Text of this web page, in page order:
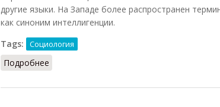
другие языки. На Западе более распространен
как синоним интеллигенции.
Tags:
Социология
Подробнее